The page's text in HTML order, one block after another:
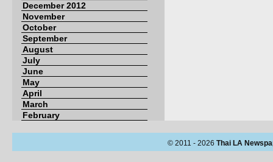
December 2012
November
October
September
August
July
June
May
April
March
February
© 2011 - 2026 Thai LA